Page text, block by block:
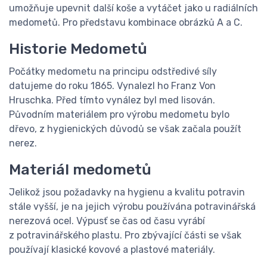
umožňuje upevnit další koše a vytáčet jako u radiálních
medometů. Pro představu kombinace obrázků A a C.
Historie Medometů
Počátky medometu na principu odstředivé síly
datujeme do roku 1865. Vynalezl ho Franz Von
Hruschka. Před tímto vynález byl med lisován.
Původním materiálem pro výrobu medometu bylo
dřevo, z hygienických důvodů se však začala použít
nerez.
Materiál medometů
Jelikož jsou požadavky na hygienu a kvalitu potravin
stále vyšší, je na jejich výrobu používána potravinářská
nerezová ocel. Výpusť se čas od času vyrábí
z potravinářského plastu. Pro zbývající části se však
používají klasické kovové a plastové materiály.